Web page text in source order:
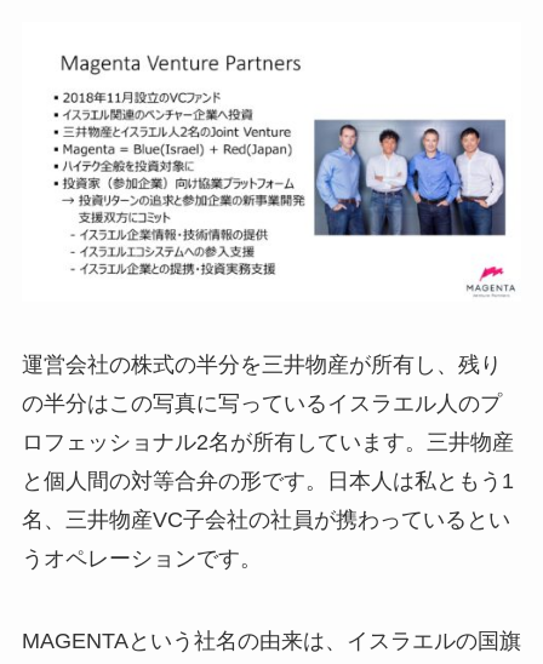
運営会社の株式の半分を三井物産が所有し、残り
の半分はこの写真に写っているイスラエル人のプ
ロフェッショナル2名が所有しています。三井物産
と個人間の対等合弁の形です。日本人は私ともう1
名、三井物産VC子会社の社員が携わっているとい
うオペレーションです。
MAGENTAという社名の由来は、イスラエルの国旗